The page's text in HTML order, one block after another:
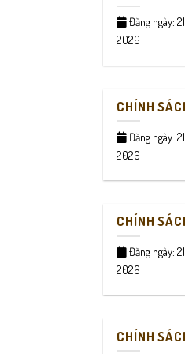
Đăng ngày:
2026
CHÍNH
Đăng ngày:
2026
CHÍNH
Đăng ngày:
2026
CHÍNH